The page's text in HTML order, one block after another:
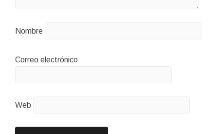
Nombre
Correo electrónico
Web